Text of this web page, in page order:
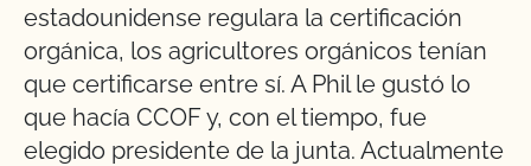
estadounidense regulara la certificación
orgánica, los agricultores orgánicos tenían
que certificarse entre sí. A Phil le gustó lo
que hacía CCOF y, con el tiempo, fue
elegido presidente de la junta. Actualmente